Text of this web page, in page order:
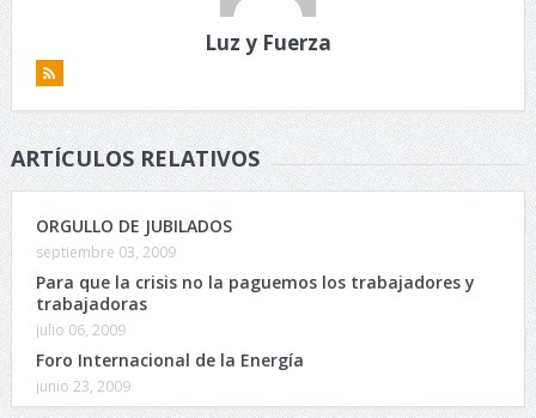
Luz y Fuerza
ARTÍCULOS RELATIVOS
ORGULLO DE JUBILADOS
septiembre 03, 2009
Para que la crisis no la paguemos los trabajadores y
trabajadoras
julio 06, 2009
Foro Internacional de la Energía
junio 23, 2009